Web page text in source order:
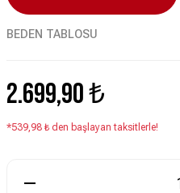
BEDEN TABLOSU
2.699,90 ₺
*539,98 ₺ den başlayan taksitlerle!